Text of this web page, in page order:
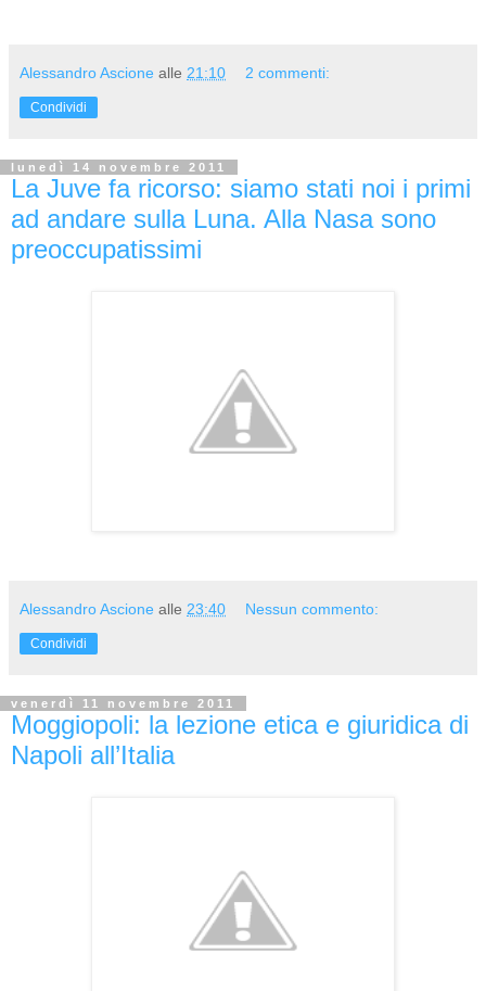
Alessandro Ascione alle 21:10 2 commenti:
Condividi
lunedì 14 novembre 2011
La Juve fa ricorso: siamo stati noi i primi
ad andare sulla Luna. Alla Nasa sono
preoccupatissimi
Alessandro Ascione alle 23:40 Nessun commento:
Condividi
venerdì 11 novembre 2011
Moggiopoli: la lezione etica e giuridica di
Napoli all’Italia